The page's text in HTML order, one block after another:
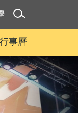
行事曆